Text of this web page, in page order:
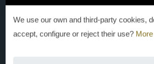
We use our own and third-party cookies,
accept, configure or reject their use?